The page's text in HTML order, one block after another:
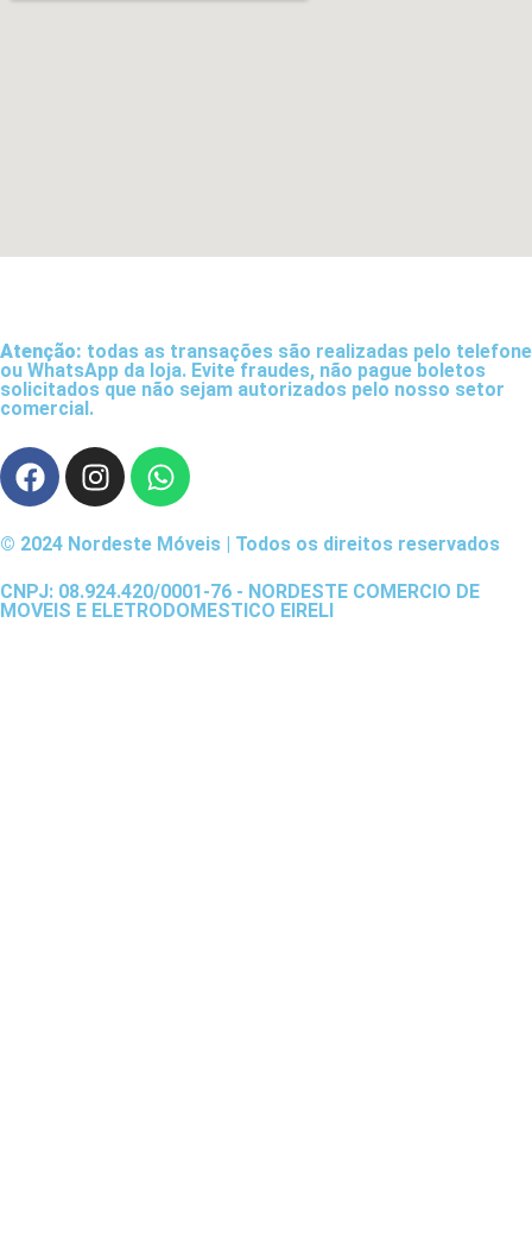
Atenção: todas as transações são realizadas pelo telefone
ou WhatsApp da loja. Evite fraudes, não pague boletos
solicitados que não sejam autorizados pelo nosso setor
comercial.
© 2024 Nordeste Móveis | Todos os direitos reservados
CNPJ: 08.924.420/0001-76 - NORDESTE COMERCIO DE
MOVEIS E ELETRODOMESTICO EIRELI